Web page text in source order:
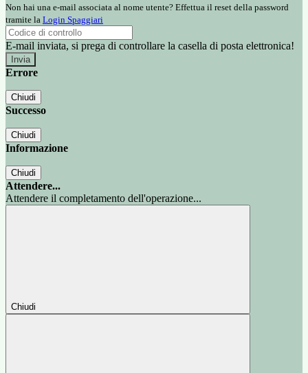
Non hai una e-mail associata al nome utente? Effettua il reset della password
tramite la Login Spaggiari
E-mail inviata, si prega di controllare la casella di posta elettronica!
Errore
Chiudi
Successo
Chiudi
Informazione
Chiudi
Attendere...
Attendere il completamento dell'operazione...
Chiudi